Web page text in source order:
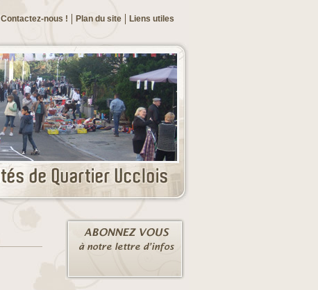
Liens utiles
Plan du site
Contactez-nous !